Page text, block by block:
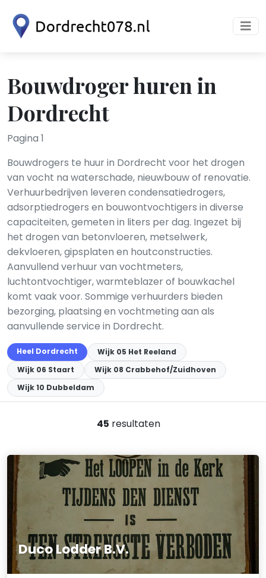
Bouwdroger huren in
Dordrecht
Pagina 1
Bouwdrogers te huur in Dordrecht voor het drogen
van vocht na waterschade, nieuwbouw of renovatie.
Verhuurbedrijven leveren condensatiedrogers,
adsorptiedrogers en bouwontvochtigers in diverse
capaciteiten, gemeten in liters per dag. Ingezet bij
het drogen van betonvloeren, metselwerk,
dekvloeren, gipsplaten en houtconstructies.
Aanvullend verhuur van vochtmeters,
luchtontvochtiger, warmteblazer of bouwkachel
komt vaak voor. Sommige verhuurders bieden
bezorging, plaatsing en vochtmeting aan als
aanvullende service in Dordrecht.
Heel Dordrecht
Wijk 05 Het Reeland
Wijk 06 Staart
Wijk 08 Crabbehof/Zuidhoven
Wijk 10 Dubbeldam
45 resultaten
Duco Lodder B.V.